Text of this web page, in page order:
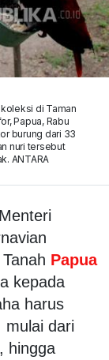
di Taman
Papua, Rabu
burung dari 33
nuri tersebut
ANTARA
Papua
kepada
harus
mulai dari
hingga